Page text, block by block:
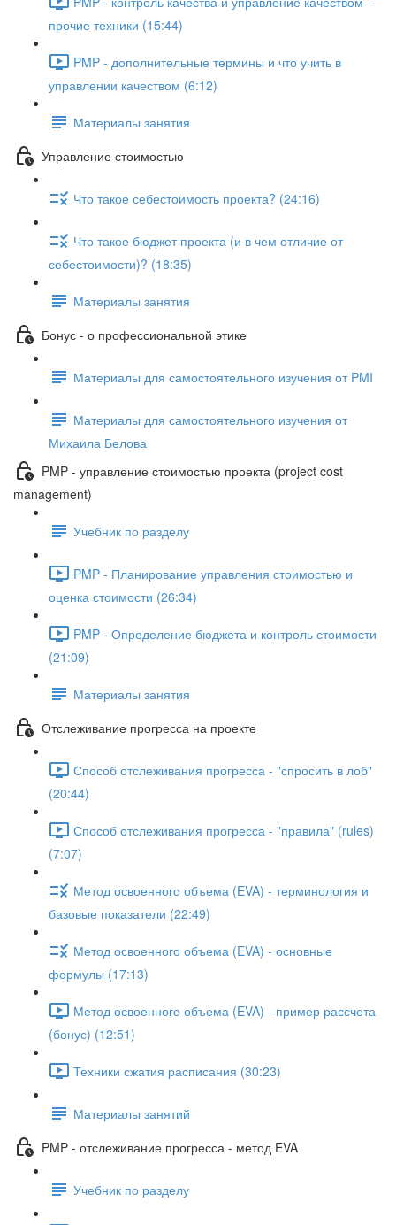
прочие техники (15:44)
PMP - дополнительные термины и что учить в
управлении качеством (6:12)
Материалы занятия
Управление стоимостью
Что такое себестоимость проекта? (24:16)
Что такое бюджет проекта (и в чем отличие от
себестоимости)? (18:35)
Материалы занятия
Бонус - о профессиональной этике
Материалы для самостоятельного изучения от PMI
Материалы для самостоятельного изучения от
Михаила Белова
PMP - управление стоимостью проекта (project cost
management)
Учебник по разделу
PMP - Планирование управления стоимостью и
оценка стоимости (26:34)
PMP - Определение бюджета и контроль стоимости
(21:09)
Материалы занятия
Отслеживание прогресса на проекте
Способ отслеживания прогресса - "спросить в лоб"
(20:44)
Способ отслеживания прогресса - "правила" (rules)
(7:07)
Метод освоенного объема (EVA) - терминология и
базовые показатели (22:49)
Метод освоенного объема (EVA) - основные
формулы (17:13)
Метод освоенного объема (EVA) - пример рассчета
(бонус) (12:51)
Техники сжатия расписания (30:23)
Материалы занятий
PMP - отслеживание прогресса - метод EVA
Учебник по разделу